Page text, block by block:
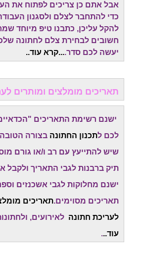
אבל אתם כן צריכים לפתוח את
כדי להתחבר לצלם ולסגנון
חשובים לבחירת צלם לחתונה
יעשה לכם סדר....קרא עוד..
תאריכים מומלצים ומותרים
ישנם רשימת התאריכים
לכם לתכנון החתונה בצורה הטובה
שיש להתייעץ עם רב ו/או גורם
תיק ברבנות לגבי התאריך ולקבל
ישנם מחלוקות לגבי אשכנזים
תאריכים מסוימים.תאריכים
לעריכת חתונה לאירועים,
עוד...